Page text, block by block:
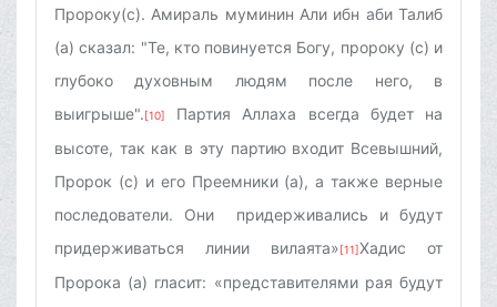
Пророку(с). Амираль муминин Али ибн аби Талиб
(а) сказал: "Те, кто повинуется Богу, пророку (с) и
глубоко духовным людям после него, в
выигрыше".[10]
Партия Аллаха всегда будет на
высоте, так как в эту партию входит Всевышний,
Пророк (с) и его Преемники (а), а также верные
последователи. Они придерживались и будут
придерживаться линии вилаята»[11]Хадис от
Пророка (а) гласит: «представителями рая будут